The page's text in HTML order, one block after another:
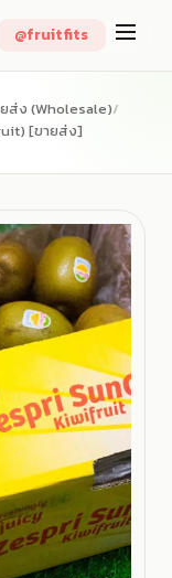
@fruitfits
ส่ง (Wholesale)/
[ขายส่ง]